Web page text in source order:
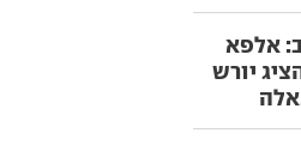
אלפא
יורש